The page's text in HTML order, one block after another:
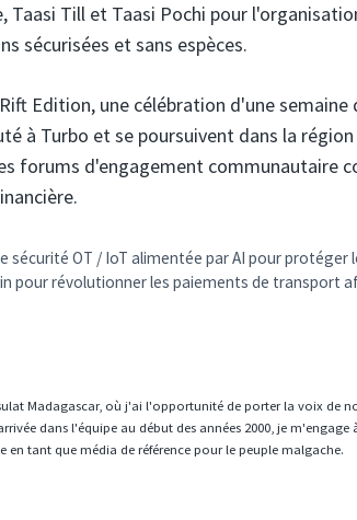
Till et Taasi Pochi pour
sécurisées et sans espèces.
Edition, une célébration d'une semaine
à Turbo et se poursuivent dans la région
forums d'engagement communautaire
OT / IoT alimentée par AI pour protéger
pour révolutionner les paiements de transport
Madagascar, où j'ai l'opportunité de porter la voix de
dans l'équipe au début des années 2000, je m'engage
tant que média de référence pour le peuple malgache.